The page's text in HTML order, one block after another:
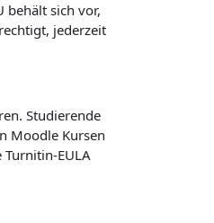
behält sich vor,
jederzeit
Studierende
Moodle Kursen
EULA